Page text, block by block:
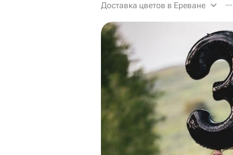
Доставка цветов в Ереване